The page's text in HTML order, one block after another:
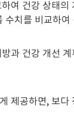
여 건강 상태
수치를 비교하
과 건강 개선
제공하면, 보